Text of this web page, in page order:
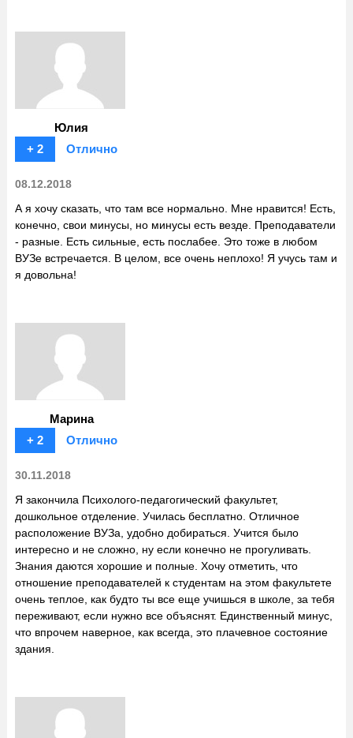
Юлия
+ 2
Отлично
08.12.2018
А я хочу сказать, что там все нормально. Мне нравится! Есть,
конечно, свои минусы, но минусы есть везде. Преподаватели
- разные. Есть сильные, есть послабее. Это тоже в любом
ВУЗе встречается. В целом, все очень неплохо! Я учусь там и
я довольна!
Марина
+ 2
Отлично
30.11.2018
Я закончила Психолого-педагогический факультет,
дошкольное отделение. Училась бесплатно. Отличное
расположение ВУЗа, удобно добираться. Учится было
интересно и не сложно, ну если конечно не прогуливать.
Знания даются хорошие и полные. Хочу отметить, что
отношение преподавателей к студентам на этом факультете
очень теплое, как будто ты все еще учишься в школе, за тебя
переживают, если нужно все объяснят. Единственный минус,
что впрочем наверное, как всегда, это плачевное состояние
здания.